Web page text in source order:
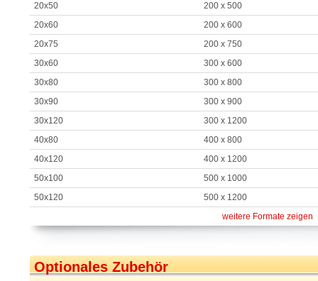
20x50
200 x 500
20x60
200 x 600
20x75
200 x 750
30x60
300 x 600
30x80
300 x 800
30x90
300 x 900
30x120
300 x 1200
40x80
400 x 800
40x120
400 x 1200
50x100
500 x 1000
50x120
500 x 1200
weitere Formate zeigen
Optionales Zubehör